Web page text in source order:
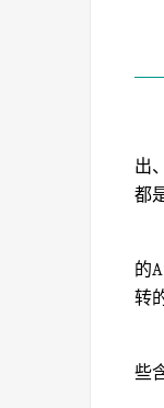
出
都
的
转
些